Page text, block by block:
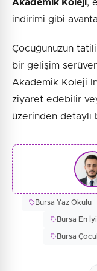
Akademik Koleji ,
indirimi gibi
Çocuğunuzun
bir gelişim
Akademik Koleji
ziyaret edebilir
üzerinden detaylı
Bursa Yaz Okulu
Bursa En
Bursa